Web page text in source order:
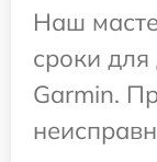
Наш
сроки для
Garmin.